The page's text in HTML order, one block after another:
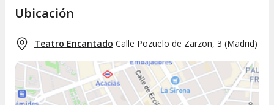
Ubicación
Teatro Encantado Calle Pozuelo de Zarzon, 3 (Madrid)